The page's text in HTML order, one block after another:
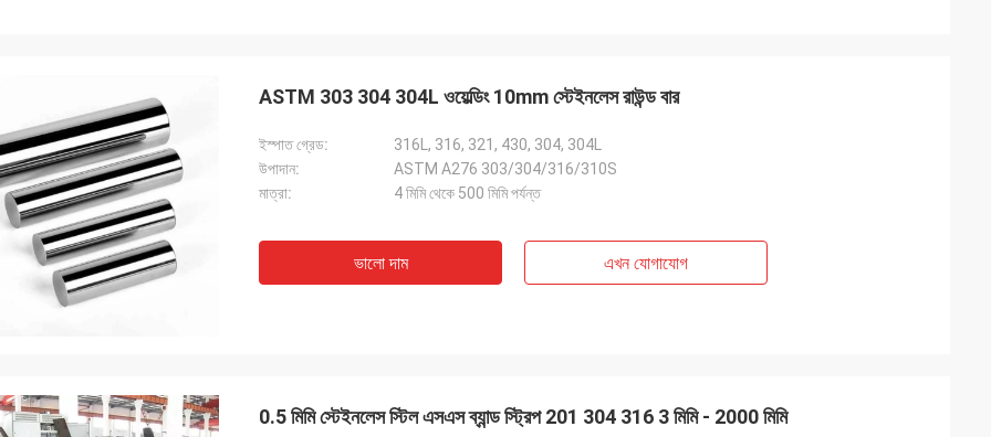
ASTM 303 304 304L ওয়েল্ডিং 10mm স্টেইনলেস রাউন্ড বার
ইস্পাত গ্রেড:
316L, 316, 321, 430, 304, 304L
উপাদান:
ASTM A276 303/304/316/310S
মাত্রা:
4 মিমি থেকে 500 মিমি পর্যন্ত
ভালো দাম এখন যোগাযোগ
0.5 মিমি স্টেইনলেস স্টিল এসএস ব্যান্ড স্ট্রিপ 201 304 316 3 মিমি - 2000 মিমি